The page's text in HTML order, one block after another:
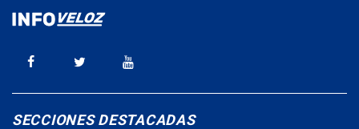
SECCIONES DESTACADAS